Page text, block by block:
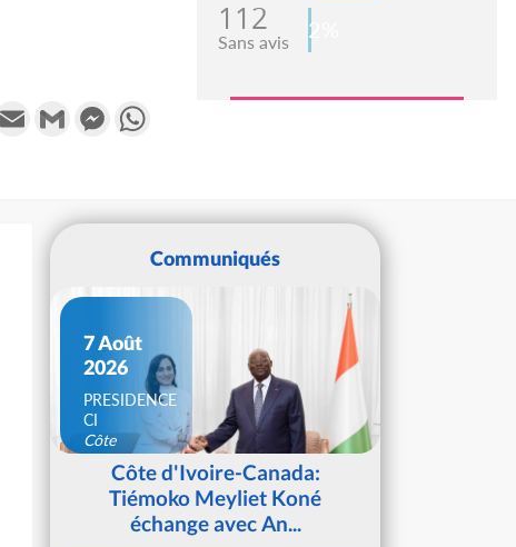
TwitterEmail Gmail Messenger
112
Sans avis 2%
Communiqués
7 Août
2026
PRESIDENCE
CI
Côte
d'IvoireCôte d'Ivoire-Canada:
Tiémoko Meyliet Koné
échange avec An...